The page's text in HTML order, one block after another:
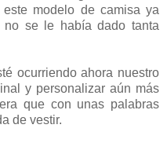
este modelo de camisa ya
no se le había dado tanta
ocurriendo ahora nuestro
y personalizar aún más
que con unas palabras
de vestir.